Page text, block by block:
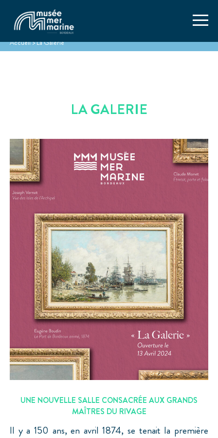
Accueil>La Galerie
LA GALERIE
UNE NOUVELLE SALLE CONSACRÉE AUX GRANDS
MAÎTRES DU RIVAGE
Il y a 150 ans, en avril 1874, se tenait la première